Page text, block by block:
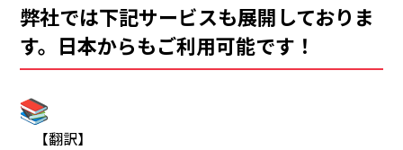
弊社では下記サービスも展開しておりま
す。日本からもご利用可能です！
【翻訳】